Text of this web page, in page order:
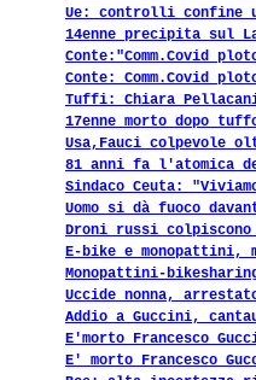
Ue: controlli confine
14enne precipita sul
Conte:"Comm.Covid
Conte: Comm.Covid
Tuffi: Chiara
17enne morto dopo
Usa,Fauci colpevole
81 anni fa l'atomica
Sindaco Ceuta:
Uomo si dà fuoco
Droni russi colpiscono
E-bike e monopattini,
Monopattini-
Uccide nonna,
Addio a Guccini,
E'morto Francesco
E' morto Francesco